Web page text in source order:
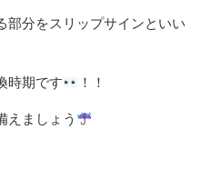
部分をスリップサインといい
時期です ！！
えましょう